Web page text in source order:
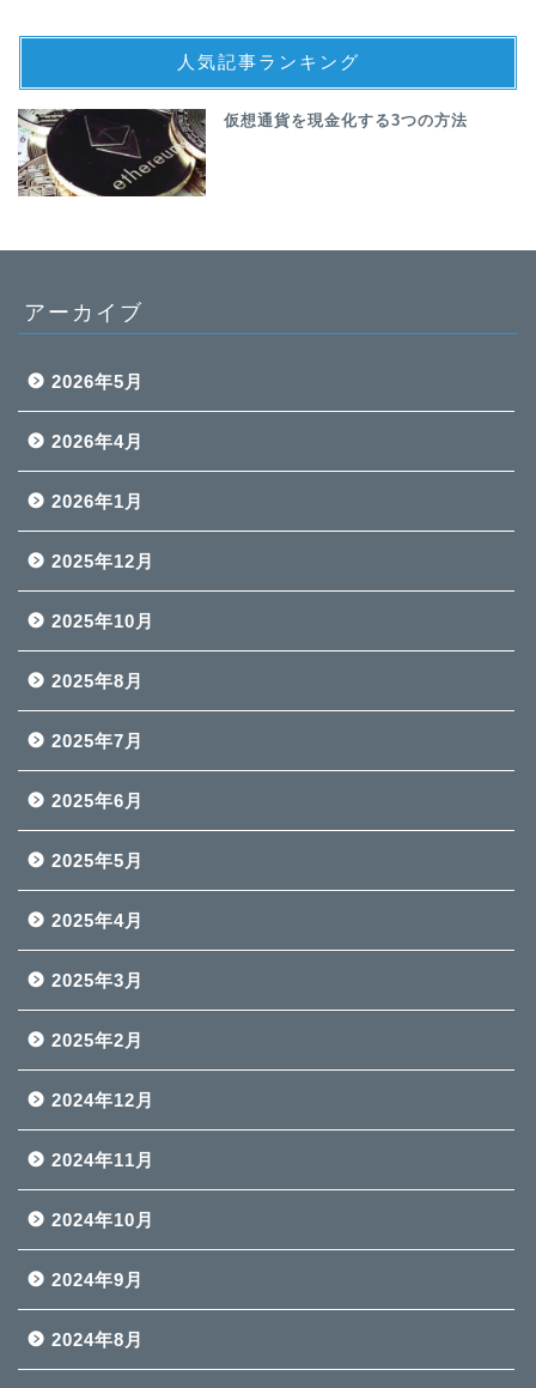
人気記事ランキング
仮想通貨を現金化する3つの方法
アーカイブ
2026年5月
2026年4月
2026年1月
2025年12月
2025年10月
2025年8月
2025年7月
2025年6月
2025年5月
2025年4月
2025年3月
2025年2月
2024年12月
2024年11月
2024年10月
2024年9月
2024年8月